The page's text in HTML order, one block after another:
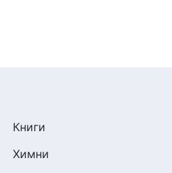
Книги
Химни